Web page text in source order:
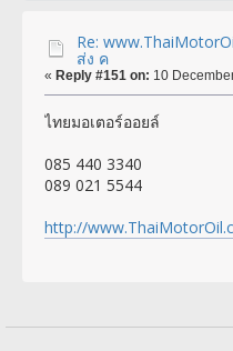
Re:
ส่ง ค
« Reply #151 on: 10
ไทยมอเตอร์ออยล์
085 440 3340
089 021 5544
http://